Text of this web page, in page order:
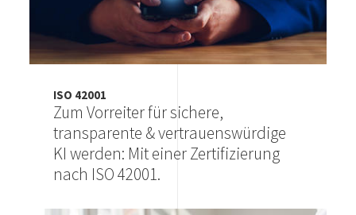
ISO 42001
Zum Vorreiter für sichere,
transparente & vertrauenswürdige
KI werden: Mit einer Zertifizierung
nach ISO 42001.